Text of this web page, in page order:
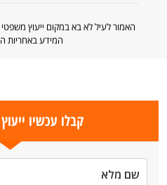
האמור לעיל לא בא במקום ייעוץ
המידע
קבלו עכשיו